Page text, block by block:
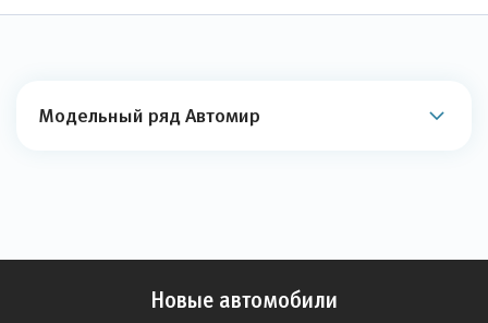
Модельный ряд Автомир
Новые автомобили